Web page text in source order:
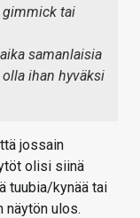
gimmick tai
samanlaisia
ihan hyväksi
jossain
olisi siinä
tuubia/kynää tai
näytön ulos.